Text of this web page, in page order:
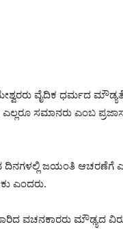
ವೈದಿಕ ಧರ್ಮದ
ಸಮಾನರು ಎಂಬ
ಜಯಂತಿ ಆಚರಣೆಗೆ
ಎಂದರು.
ವಚನಕಾರರು ಮೌಢ್ಯದ